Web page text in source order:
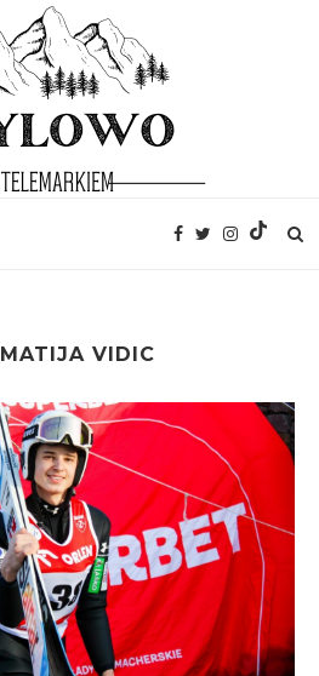
MATIJA VIDIC